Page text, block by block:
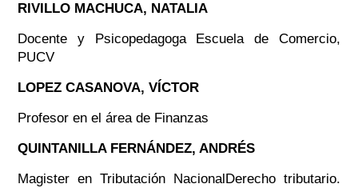
RIVILLO MACHUCA, NATALIA
Docente y Psicopedagoga Escuela de Comercio,
PUCV
LOPEZ CASANOVA, VÍCTOR
Profesor en el área de Finanzas
QUINTANILLA FERNÁNDEZ, ANDRÉS
Magister en Tributación NacionalDerecho tributario.